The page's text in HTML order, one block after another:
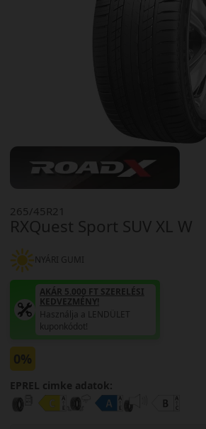
RXQuest Sport SUV XL W
265/45R21
NYÁRI GUMI
AKÁR 5.000 FT SZERELÉSI
KEDVEZMÉNY!
Használja a LENDÜLET
kuponkódot!
0%
EPREL cimke adatok: